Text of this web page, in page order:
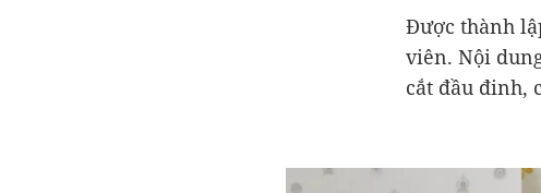
Được thành
viên. Nội
cắt đầu đinh,